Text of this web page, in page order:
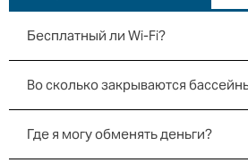
Бесплатный ли Wi-Fi?
Во сколько закрываются
Где я могу обменять деньги?